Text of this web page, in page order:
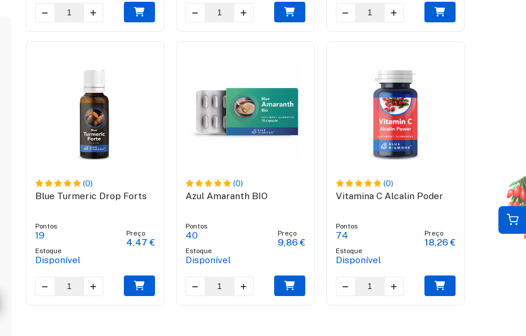
(0)
Blue Turmeric Drop Forts
Pontos
19
Estoque
Disponível
Preço
4,47 €
(0)
Azul Amaranth BIO
Pontos
40
Estoque
Disponível
Preço
9,86 €
(0)
Vitamina C Alcalin Poder
Pontos
74
Estoque
Disponível
Preço
18,26 €